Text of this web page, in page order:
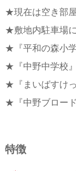
★現在は空き部屋
★敷地内駐車場
★『平和の森小
★『中野中学校
★『まいばすけ
★『中野ブロー
特徴